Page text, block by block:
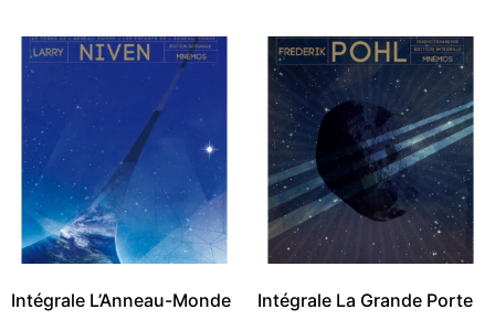
Intégrale L’Anneau-Monde Intégrale La Grande Porte